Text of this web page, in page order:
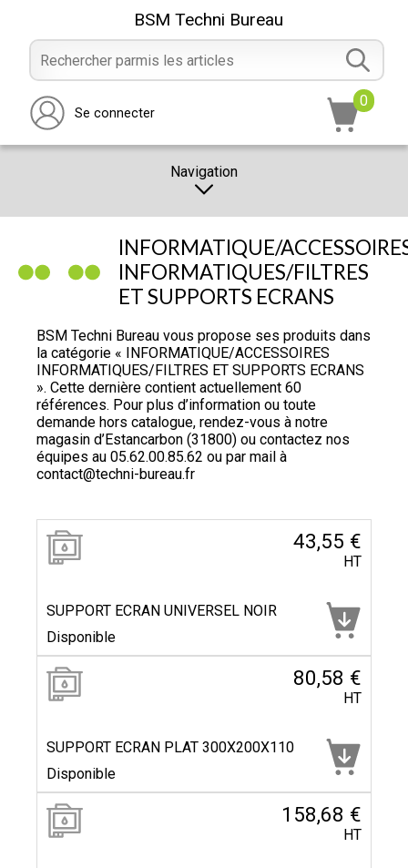
BSM Techni Bureau
Se connecter
0
Navigation
PROMOTION
NOTRE MAGASIN
NOUS CONTACTER
RÉALISATION
INFORMATIQUE/
INFORMATIQUES/FILTRES
ET SUPPORTS ECRANS
BSM Techni Bureau vous propose ses produits dans
la catégorie « INFORMATIQUE/ACCESSOIRES
INFORMATIQUES/FILTRES ET SUPPORTS ECRANS
». Cette dernière contient actuellement 60
références. Pour plus d’information ou toute
demande hors catalogue, rendez-vous à notre
magasin d’Estancarbon (31800) ou contactez nos
équipes au 05.62.00.85.62 ou par mail à
contact@techni-bureau.fr
43,55 €
HT
SUPPORT ECRAN UNIVERSEL NOIR
Disponible
80,58 €
HT
SUPPORT ECRAN PLAT 300X200X110
Disponible
158,68 €
HT